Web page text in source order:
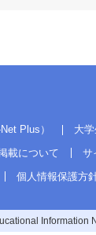
Plus）
大
載について
サ
個人情報保護方
Information